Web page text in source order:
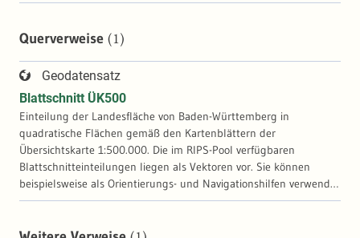
Querverweise (1)
Geodatensatz
Blattschnitt ÜK500
Einteilung der Landesfläche von Baden-Württemberg in
quadratische Flächen gemäß den Kartenblättern der
Übersichtskarte 1:500.000. Die im RIPS-Pool verfügbaren
Blattschnitteinteilungen liegen als Vektoren vor. Sie können
beispielsweise als Orientierungs- und Navigationshilfen verwendet
werden. Als Sachinformation ist die Bezeichnung (Nummer,